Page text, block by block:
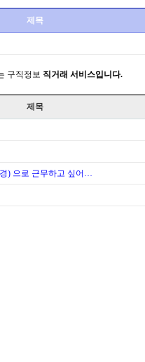
제목
구직정보 직거래 서비스입니다.
제목
) 으로 근무하고 싶어…